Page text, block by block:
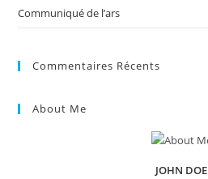
Communiqué de l’ars
Commentaires Récents
About Me
JOHN DOE